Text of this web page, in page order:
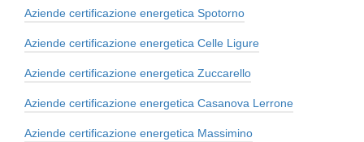
Aziende certificazione energetica Spotorno
Aziende certificazione energetica Celle Ligure
Aziende certificazione energetica Zuccarello
Aziende certificazione energetica Casanova Lerrone
Aziende certificazione energetica Massimino